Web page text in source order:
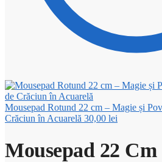
Mousepad Rotund 22 cm – Magie și
Crăciun în Acuarelă 30,00 lei
Mousepad 22 Cm